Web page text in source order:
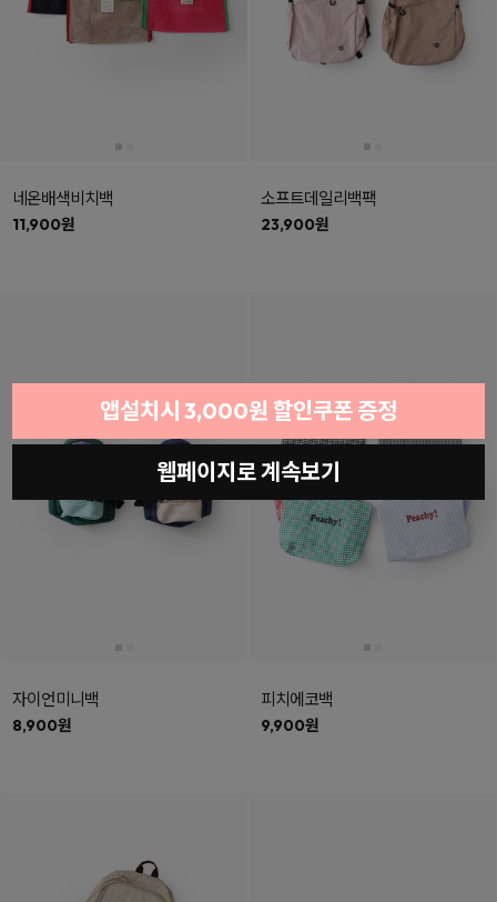
네온배색비치백
11,900원
소프트데일리백팩
23,900원
자이언미니백
8,900원
피치에코백
9,900원
앱설치시 3,000원 할인쿠폰 증정
웹페이지로 계속보기